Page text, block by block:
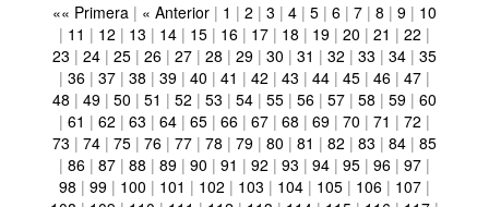
«« Primera | « Anterior | 1 | 2 | 3 | 4 | 5 | 6 | 7 | 8 | 9 | 10
| 11 | 12 | 13 | 14 | 15 | 16 | 17 | 18 | 19 | 20 | 21 | 22 |
23 | 24 | 25 | 26 | 27 | 28 | 29 | 30 | 31 | 32 | 33 | 34 | 35
| 36 | 37 | 38 | 39 | 40 | 41 | 42 | 43 | 44 | 45 | 46 | 47 |
48 | 49 | 50 | 51 | 52 | 53 | 54 | 55 | 56 | 57 | 58 | 59 | 60
| 61 | 62 | 63 | 64 | 65 | 66 | 67 | 68 | 69 | 70 | 71 | 72 |
73 | 74 | 75 | 76 | 77 | 78 | 79 | 80 | 81 | 82 | 83 | 84 | 85
| 86 | 87 | 88 | 89 | 90 | 91 | 92 | 93 | 94 | 95 | 96 | 97 |
98 | 99 | 100 | 101 | 102 | 103 | 104 | 105 | 106 | 107 |